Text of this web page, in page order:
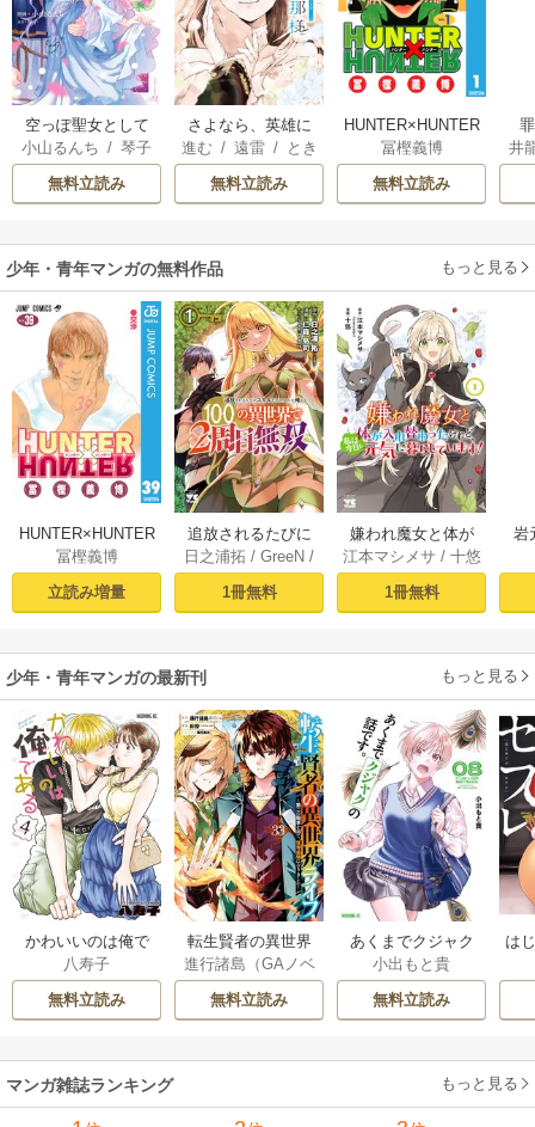
空っぽ聖女として
捨てられたはず
が、嫁ぎ先の皇帝
陛下に溺愛されて
小山るんち /琴子
無料立読み
さよなら、英雄に
なった旦那様 ～
ただ祈るだけの役
立たずな妻のはず
進む / 遠雷/ とき
間
無料立読み
HUNTER×HUNTER
モノクロ版
冨樫義博
無料立読み
井
少年・青年マンガの無料作品 もっと見る
HUNTER×HUNTER
モノクロ版 39
冨樫義博
立読み増量
追放されるたびに
スキルを手に入れ
た俺が、100の異世
界で2周目無双【電
日之浦拓 /GreeN /
仁森島司
1冊無料
嫌われ魔女と体が
入れ替わったけれ
ど、私は今日も元
気に暮らしていま
本】 1
江本マシメサ / 十悠
1冊無料
岩
少年・青年マンガの最新刊 もっと見る
かわいいのは俺で
ある 4巻
八寿子
無料立読み
転生賢者の異世界
ライフ～第二の職
業を得て、世界最
強になりました～ 3
進行諸島（GAノベ
ル／SBクリエイテ
ィブ刊）/彭傑（Fr
花風花
無料立読み
あくまでクジャク
の話です。 8巻
小出もと貴
無料立読み
は
マンガ雑誌ランキング もっと見る